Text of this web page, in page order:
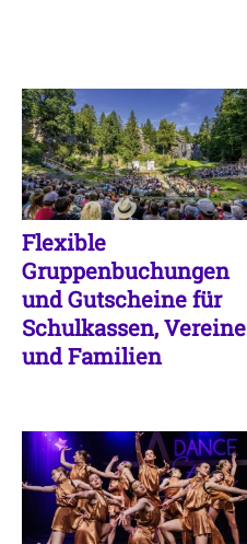
Flexible
Gruppenbuchungen
und Gutscheine für
Schulkassen, Vereine
und Familien